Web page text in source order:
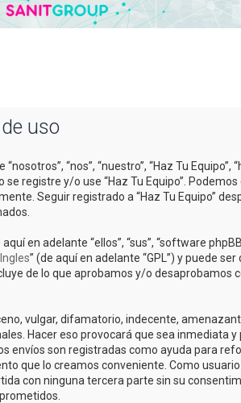
uso
“nosotros”, “nos”, “nuestro”, “Haz Tu
registre y/o use “Haz Tu Equipo”.
Seguir registrado a “Haz Tu Equipo”
en adelante “ellos”, “sus”, “software
” (de aquí en adelante “GPL”) y puede
de lo que aprobamos y/o
vulgar, difamatorio, indecente,
Hacer eso provocará que sea
envíos son registradas como ayuda para
que lo creamos conveniente. Como
con ninguna tercera parte sin su